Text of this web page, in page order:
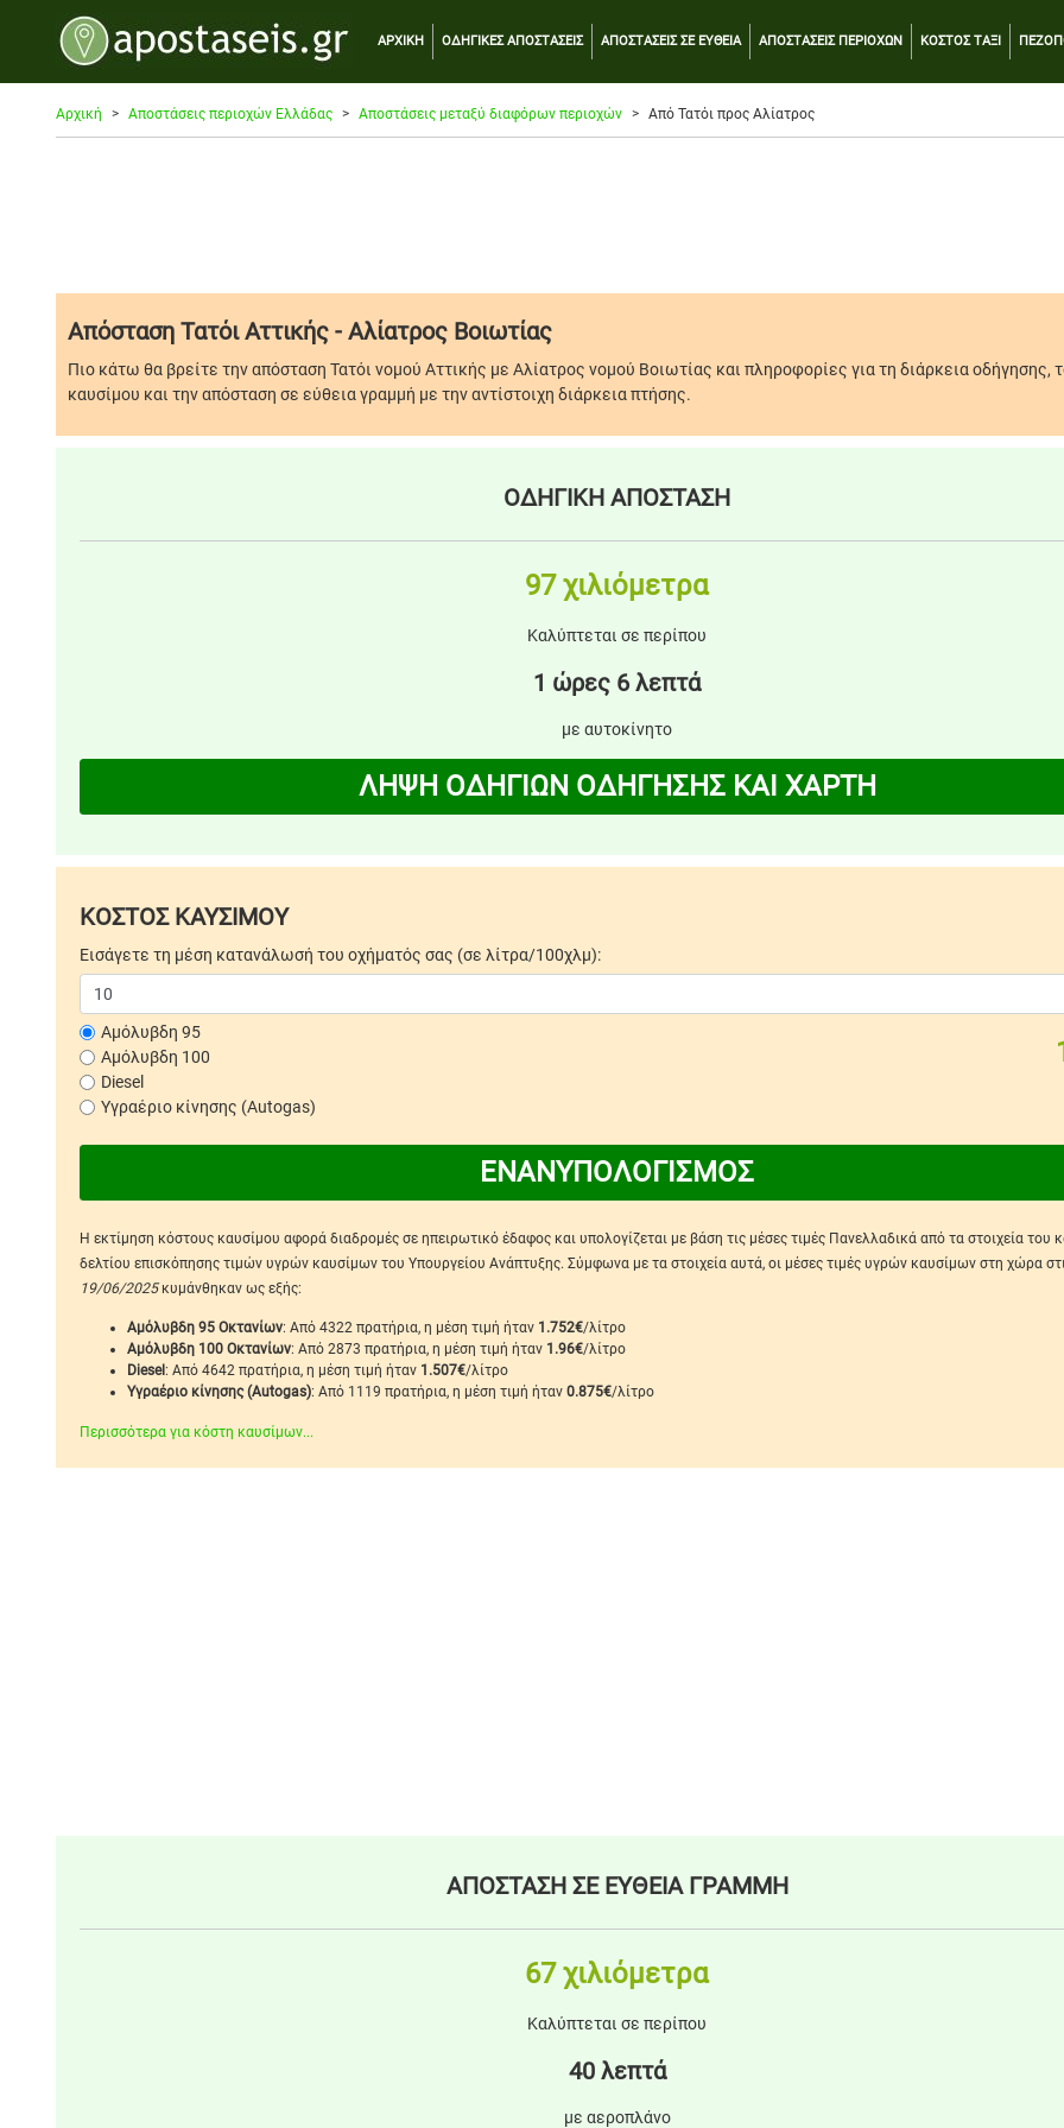
ΑΡΧΙΚΗ ΟΔΗΓΙΚΕΣ ΑΠΟΣΤΑΣΕΙΣ ΑΠΟΣΤΑΣΕΙΣ ΣΕ ΕΥΘΕΙΑ ΑΠΟΣΤΑΣΕΙΣ ΠΕΡΙΟΧΩΝ ΚΟΣΤΟΣ ΤΑΞΙ
Αρχική Αποστάσεις περιοχών Ελλάδας Αποστάσεις μεταξύ διαφόρων περιοχών Από Τατόι προς Αλίατρος
Απόσταση Τατόι Αττικής - Αλίατρος Βοιωτίας
Πιο κάτω θα βρείτε την απόσταση Τατόι νομού Αττικής με Αλίατρος νομού Βοιωτίας και πληροφορίες για τη διάρκεια οδήγησης,
καυσίμου και την απόσταση σε εύθεια γραμμή με την αντίστοιχη διάρκεια πτήσης.
ΟΔΗΓΙΚΗ ΑΠΟΣΤΑΣΗ
97 χιλιόμετρα
Καλύπτεται σε περίπου
1 ώρες 6 λεπτά
με αυτοκίνητο
ΛΗΨΗ ΟΔΗΓΙΩΝ ΟΔΗΓΗΣΗΣ ΚΑΙ ΧΑΡΤΗ
ΚΟΣΤΟΣ ΚΑΥΣΙΜΟΥ
Εισάγετε τη μέση κατανάλωσή του οχήματός σας (σε λίτρα/100χλμ):
Αμόλυβδη 95
Αμόλυβδη 100
Diesel
Υγραέριο κίνησης (Autogas)
ΕΝΑΝΥΠΟΛΟΓΙΣΜΟΣ
Η εκτίμηση κόστους καυσίμου αφορά διαδρομές σε ηπειρωτικό έδαφος και υπολογίζεται με βάση τις μέσες τιμές Πανελλαδικά από τα στοιχεία του
δελτίου επισκόπησης τιμών υγρών καυσίμων του Υπουργείου Ανάπτυξης. Σύμφωνα με τα στοιχεία αυτά, οι μέσες τιμές υγρών καυσίμων στη χώρα
19/06/2025κυμάνθηκαν ως εξής:
Αμόλυβδη 95 Οκτανίων: Από 4322 πρατήρια, η μέση τιμή ήταν 1.752€/λίτρο
Αμόλυβδη 100 Οκτανίων: Από 2873 πρατήρια, η μέση τιμή ήταν 1.96€/λίτρο
Diesel: Από 4642 πρατήρια, η μέση τιμή ήταν 1.507€/λίτρο
Υγραέριο κίνησης (Autogas): Από 1119 πρατήρια, η μέση τιμή ήταν 0.875€/λίτρο
Περισσότερα για κόστη καυσίμων...
ΑΠΟΣΤΑΣΗ ΣΕ ΕΥΘΕΙΑ ΓΡΑΜΜΗ
67 χιλιόμετρα
Καλύπτεται σε περίπου
40 λεπτά
με αεροπλάνο